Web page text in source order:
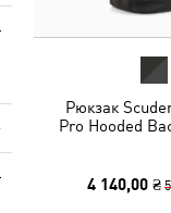
Рюкзак
Pro Hooded
4 140,00 ₴